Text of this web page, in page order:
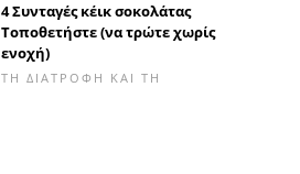
4 Συνταγές κέικ σοκολάτας
Τοποθετήστε (να τρώτε χωρίς
ενοχή)
ΤΗ ΔΙΑΤΡΟΦΉ ΚΑΙ ΤΗ